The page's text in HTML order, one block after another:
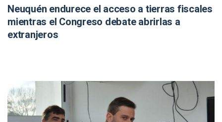
Neuquén endurece el acceso a tierras fiscales
mientras el Congreso debate abrirlas a
extranjeros